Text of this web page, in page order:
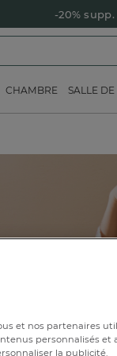
-20%
CHAMBRE SALLE
et nos partenaires
personnalisés et
la publicité.